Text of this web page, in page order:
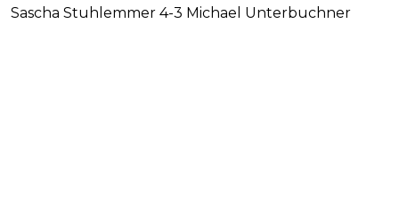
Sascha Stuhlemmer 4-3 Michael Unterbuchner